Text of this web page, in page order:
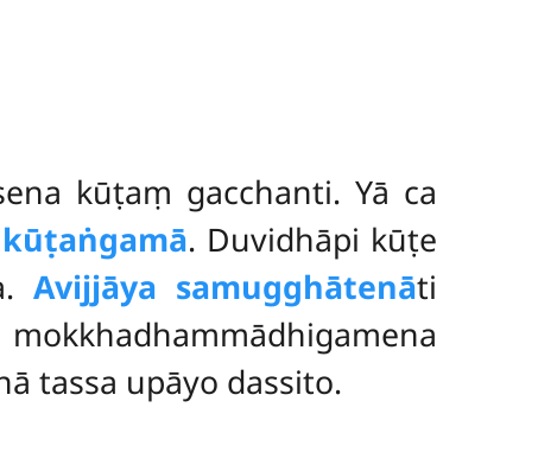
kūṭaṃ gacchanti. Yā ca
kūṭaṅgamā. Duvidhāpi kūṭe
Avijjāya samugghātenāti
tassa upāyo dassito.